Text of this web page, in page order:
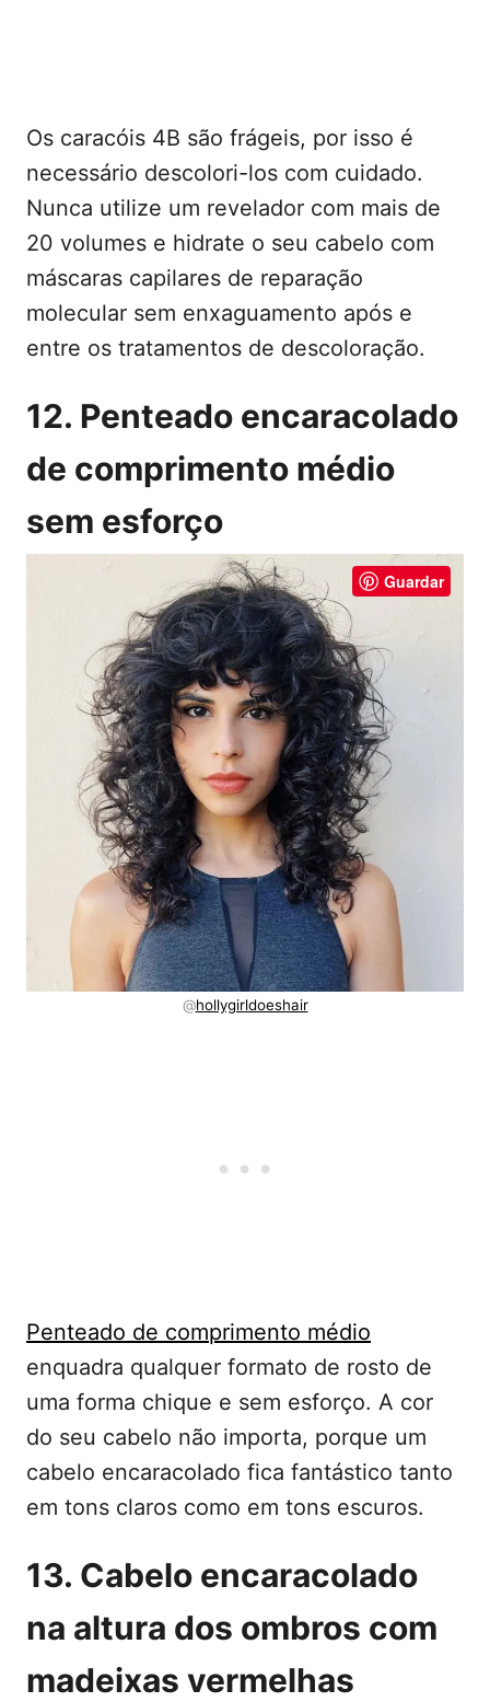
Os caracóis 4B são frágeis, por isso é
necessário descolori-los com cuidado.
Nunca utilize um revelador com mais de
20 volumes e hidrate o seu cabelo com
máscaras capilares de reparação
molecular sem enxaguamento após e
entre os tratamentos de descoloração.
12. Penteado encaracolado
de comprimento médio
sem esforço
Guardar
@hollygirldoeshair
Penteado de comprimento médio
enquadra qualquer formato de rosto de
uma forma chique e sem esforço. A cor
do seu cabelo não importa, porque um
cabelo encaracolado fica fantástico tanto
em tons claros como em tons escuros.
13. Cabelo encaracolado
na altura dos ombros com
madeixas vermelhas